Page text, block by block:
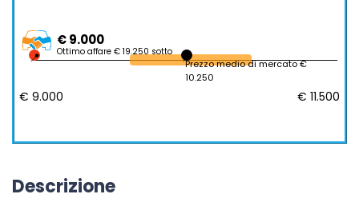
€ 9.000
Ottimo affare € 19.250 sotto
Prezzo medio di mercato €
10.250
€ 9.000 € 11.500
Descrizione